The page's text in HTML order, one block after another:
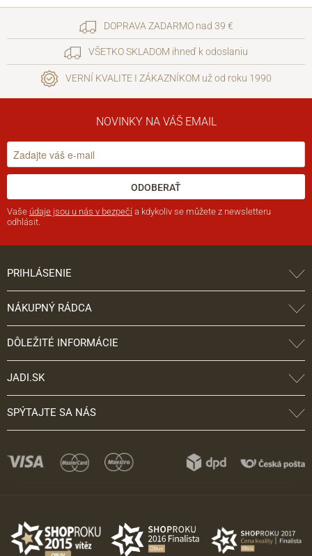
DOPRAVA ZADARMO nad 39 €
VŠETKO SKLADOM ihneď k odoslaniu
VERNÍ KVALITE I ZÁKAZNÍKOM už od roku 1990
NOVINKY NA VÁŠ EMAIL
ODOBERAŤ
Vaše údaje jsou u nás v bezpečí a kdykoliv se můžete z newsletteru
odhlásit.
PRIHLÁSENIE
NÁKUPNÝ RÁDCA
DÔLEŽITÉ INFORMÁCIE
JADI.SK
SPÝTAJTE SA NÁS